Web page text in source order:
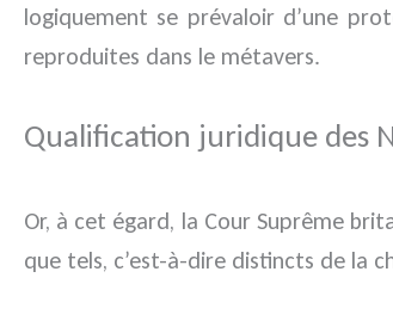
logiquement se prévaloir d’une
reproduites dans le métavers.
Qualification juridique des
Or, à cet égard, la Cour Suprême
que tels, c’est-à-dire distincts de la